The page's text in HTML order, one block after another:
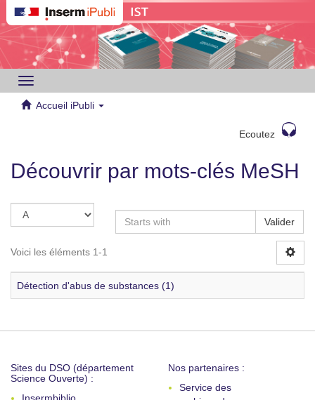
Toggle
navigation
Accueil iPubli
Ecoutez
Découvrir par mots-clés MeSH
Valider
Voici les éléments 1-1
Détection d'abus de substances (1)
Sites du DSO (département
Science Ouverte) :
Nos partenaires :
Service des